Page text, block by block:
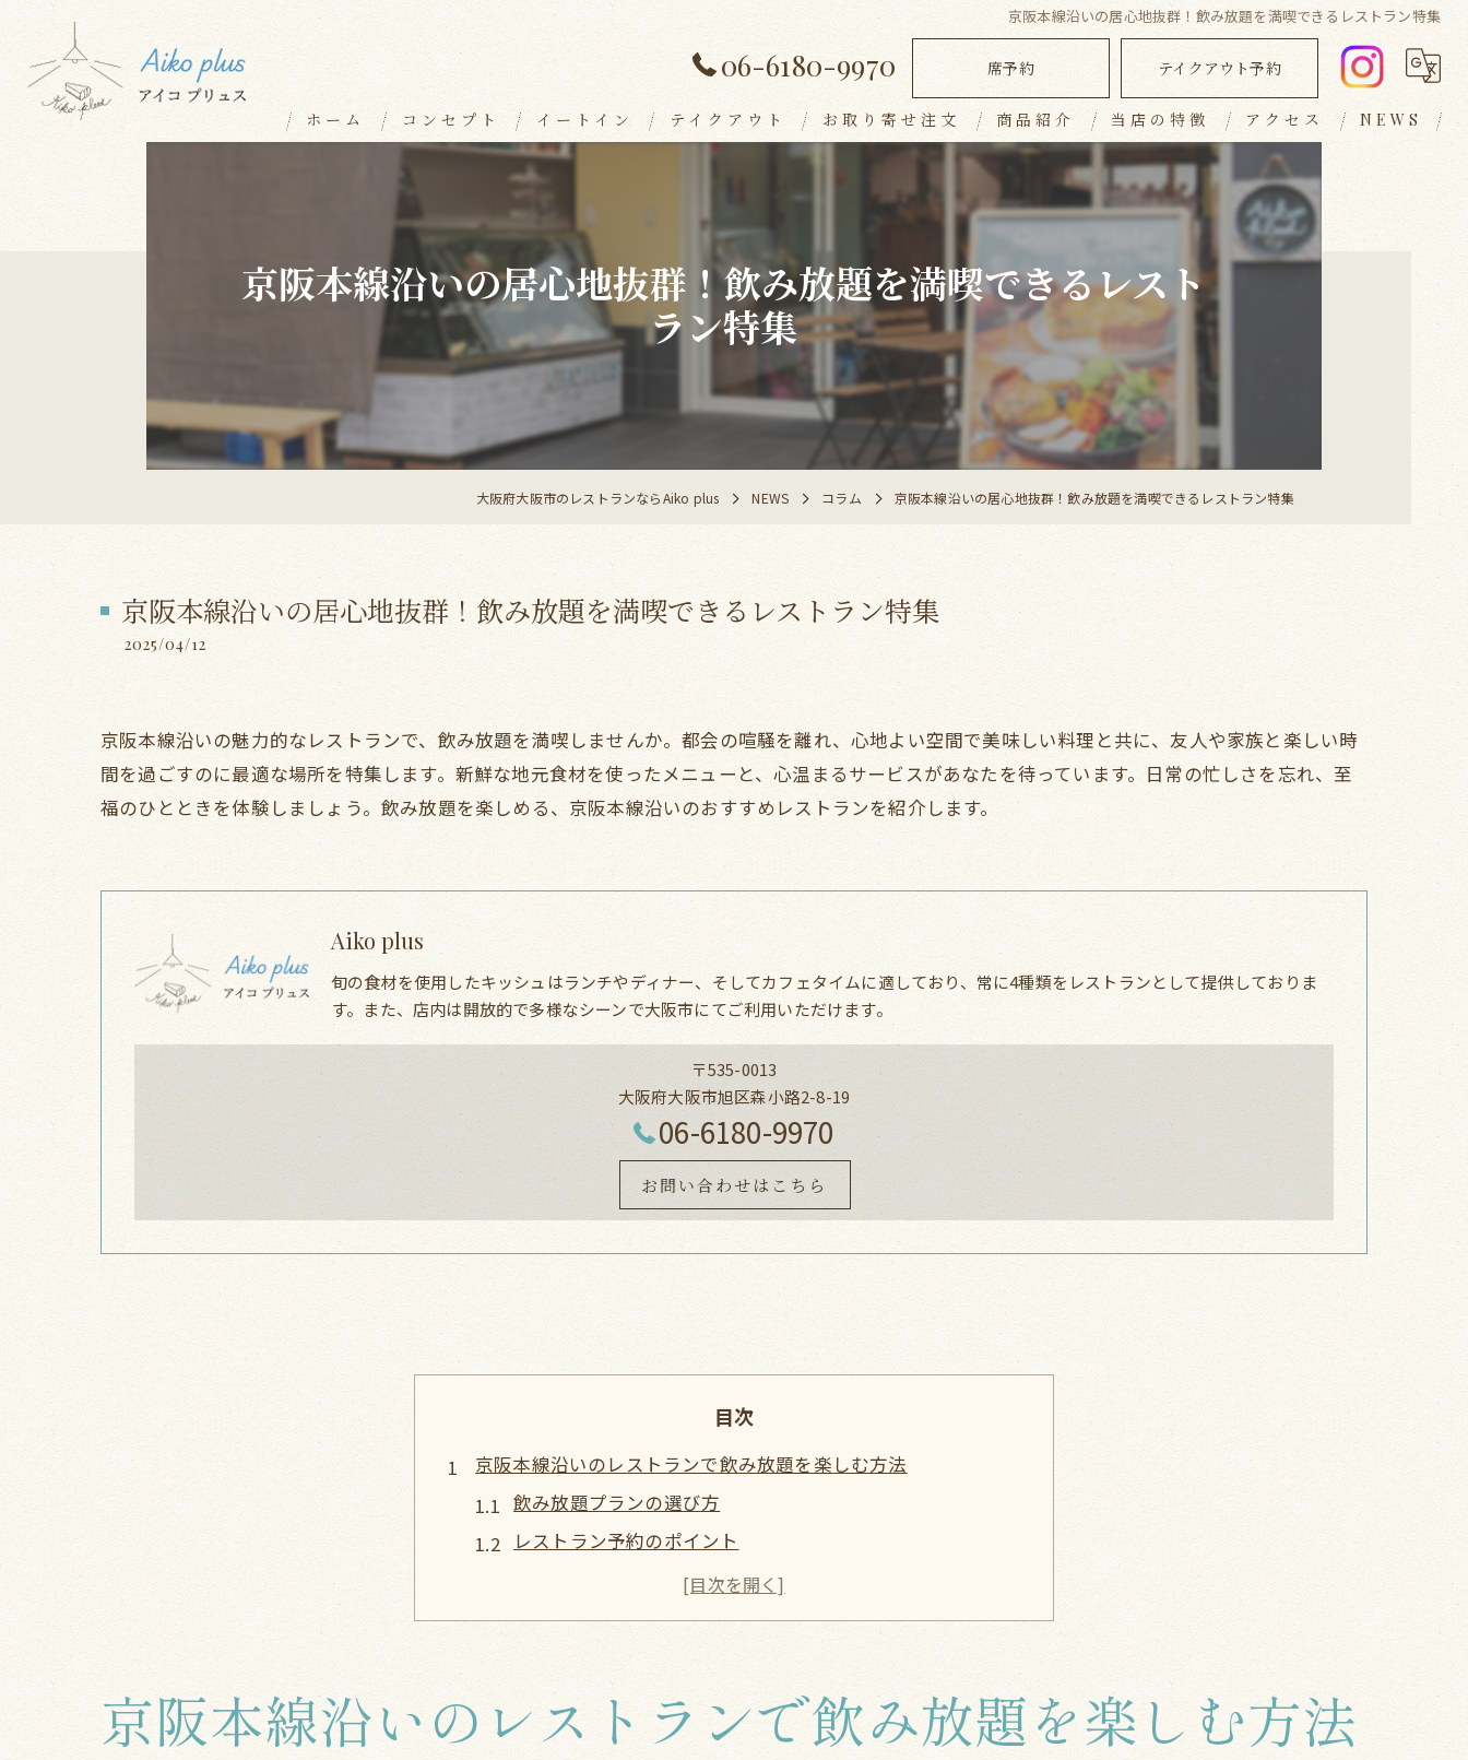
京阪本線沿いの居心地抜群！飲み放題を満喫できるレストラン特集
06-6180-9970 席予約 テイクアウト予約
ホーム コンセプト イートイン
ランチメニュー
デザート
アラカルト
ドリンク
パーティープラン
テイクアウト お取り寄せ注文 商品紹介 当店の特徴
ランチ
キッシュ
おしゃれ
アクセス NEWS
京阪本線沿いの居心地抜群！飲み放題を満喫できるレスト
ラン特集
大阪府大阪市のレストランならAiko plus NEWS コラム 京阪本線沿いの居心地抜群！飲み放題を満喫できるレストラン特集
京阪本線沿いの居心地抜群！飲み放題を満喫できるレストラン特集
2025/04/12
京阪本線沿いの魅力的なレストランで、飲み放題を満喫しませんか。都会の喧騒を離れ、心地よい空間で美味しい料理と共に、友人や家族と楽しい時
間を過ごすのに最適な場所を特集します。新鮮な地元食材を使ったメニューと、心温まるサービスがあなたを待っています。日常の忙しさを忘れ、至
福のひとときを体験しましょう。飲み放題を楽しめる、京阪本線沿いのおすすめレストランを紹介します。
Aiko plus
旬の食材を使用したキッシュはランチやディナー、そしてカフェタイムに適しており、常に4種類をレストランとして提供しておりま
す。また、店内は開放的で多様なシーンで大阪市にてご利用いただけます。
〒535-0013
大阪府大阪市旭区森小路2-8-19
06-6180-9970
お問い合わせはこちら
目次
京阪本線沿いのレストランで飲み放題を楽しむ方法
飲み放題プランの選び方
レストラン予約のポイント
グループでの飲み放題の楽しみ方
予算に応じた飲み放題プランの活用
飲み放題を楽しむための健康管理
都会の喧騒を忘れる京阪本線沿いのおすすめ飲み放題レストラン
京阪本線沿いのレストランで飲み放題を楽しむ方法